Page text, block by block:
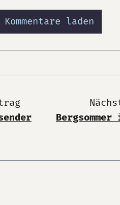
Kommentare laden